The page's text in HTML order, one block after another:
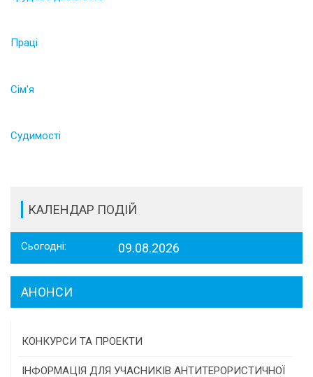
Праці
Сім'я
Судимості
КАЛЕНДАР ПОДІЙ
Сьогодні: 09.08.2026
АНОНСИ
КОНКУРСИ ТА ПРОЕКТИ
Конкурс проектів та програм місцевого
ІНФОРМАЦІЯ ДЛЯ УЧАСНИКІВ АНТИТЕРОРИСТИЧНОЇ